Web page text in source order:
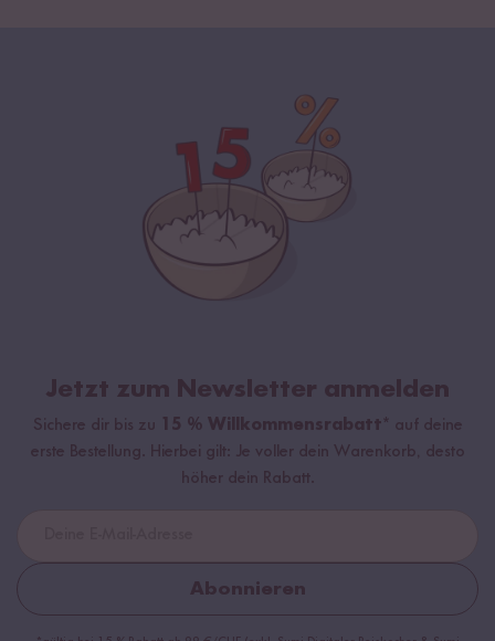
Jetzt zum Newsletter anmelden
Sichere dir bis zu 15 % Willkommensrabatt* auf deine
erste Bestellung. Hierbei gilt: Je voller dein Warenkorb, desto
höher dein Rabatt.
Abonnieren